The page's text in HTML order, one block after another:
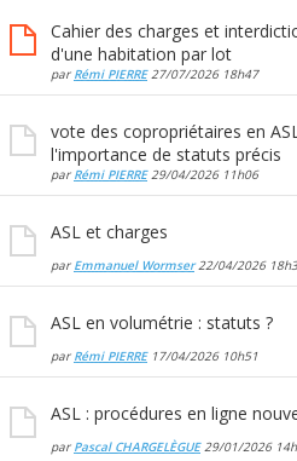
Cahier des charges et
d'une habitation par lot
par Rémi PIERRE27/07/2026 18h47
vote des copropriétaires en
l'importance de statuts précis
par Rémi PIERRE29/04/2026 11h06
ASL et charges
par Emmanuel Wormser22/04/2026
ASL en volumétrie : statuts ?
par Rémi PIERRE17/04/2026 10h51
ASL : procédures en ligne
par Pascal CHARGELÈGUE29/01/2026